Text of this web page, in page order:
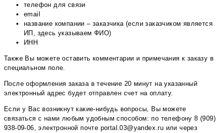
телефон для связи
email
название компании – заказчика (если заказчиком является
ИП, здесь указываем ФИО)
ИНН
Также Вы можете оставить комментарии и примечания к заказу в
специальном поле.
После оформления заказа в течение 20 минут на указанный
электронный адрес будет отправлен счет на оплату.
Если у Вас возникнут какие-нибудь вопросы, Вы можете
связаться с нами любым удобным способом: по телефону 8 (909)
938-09-06, электронной почте portal.03@yandex.ru или через